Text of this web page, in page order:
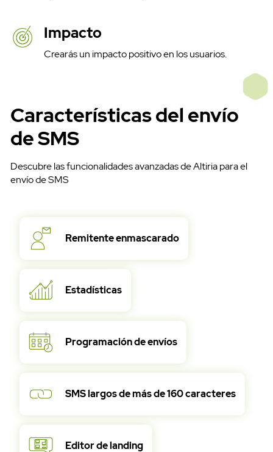
Impacto
Crearás un impacto positivo en los usuarios.
Características del envío
de SMS
Descubre las funcionalidades avanzadas de Altiria para el
envío de SMS
Remitente enmascarado
Estadísticas
Programación de envíos
SMS largos de más de 160 caracteres
Editor de landing